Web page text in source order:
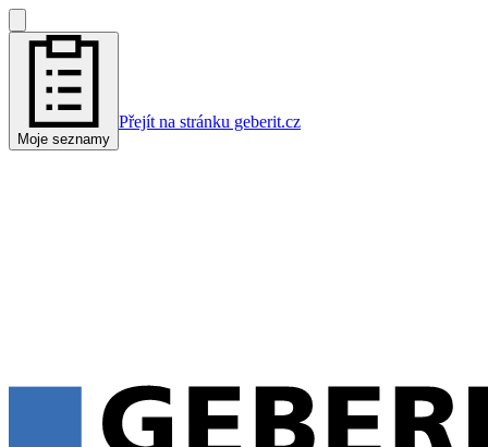
Moje seznamy
Přejít na stránku geberit.cz